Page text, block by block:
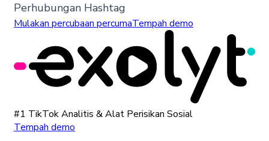
Perhubungan Hashtag
Mulakan percubaan percumaTempah demo
#1 TikTok Analitis & Alat Perisikan Sosial
Tempah demo